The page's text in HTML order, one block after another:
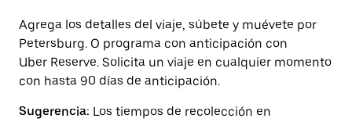
Agrega los detalles del viaje, súbete y muévete por
Petersburg. O programa con anticipación con
Uber Reserve. Solicita un viaje en cualquier momento
con hasta 90 días de anticipación.
Sugerencia: Los tiempos de recolección en